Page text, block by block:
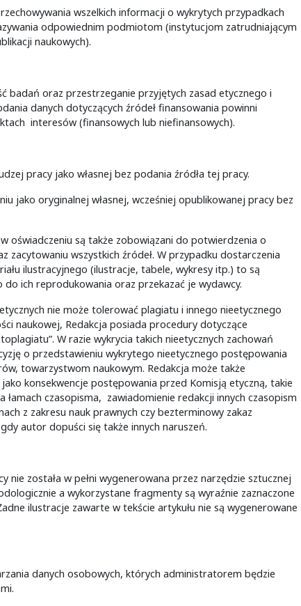
wszelkich informacji o wykrytych przypadkach
odpowiednim podmiotom (instytucjom zatrudniającym
naukowych).
badań oraz przestrzeganie przyjętych zasad etycznego i
danych dotyczących źródeł finansowania powinni
interesów (finansowych lub niefinansowych).
pracy jako własnej bez podania źródła tej pracy.
jako oryginalnej własnej, wcześniej opublikowanej pracy bez
oświadczeniu są także zobowiązani do potwierdzenia o
zacytowaniu wszystkich źródeł. W przypadku dostarczenia
ilustracyjnego (ilustracje, tabele, wykresy itp.) to są
ich reprodukowania oraz przekazać je wydawcy.
nie może tolerować plagiatu i innego nieetycznego
naukowej, Redakcja posiada procedury dotyczące
W razie wykrycia takich nieetycznych zachowań
o przedstawieniu wykrytego nieetycznego postępowania
towarzystwom naukowym. Redakcja może także
konsekwencje postępowania przed Komisją etyczną, takie
łamach czasopisma, zawiadomienie redakcji innych czasopism
z zakresu nauk prawnych czy bezterminowy zakaz
autor dopuści się także innych naruszeń.
nie została w pełni wygenerowana przez narzędzie sztucznej
a wykorzystane fragmenty są wyraźnie zaznaczone
ilustracje zawarte w tekście artykułu nie są wygenerowane
danych osobowych, których administratorem będzie